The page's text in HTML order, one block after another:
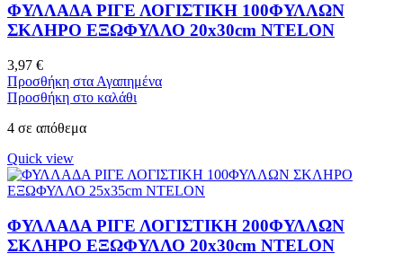
ΦΥΛΛΑΔΑ ΡΙΓΕ ΛΟΓΙΣΤΙΚΗ 100ΦΥΛΛΩΝ
ΣΚΛΗΡΟ ΕΞΩΦΥΛΛΟ 20x30cm NTELON
3,97 €
Προσθήκη στα Αγαπημένα
Προσθήκη στο καλάθι
4 σε απόθεμα
Quick view
ΦΥΛΛΑΔΑ ΡΙΓΕ ΛΟΓΙΣΤΙΚΗ 200ΦΥΛΛΩΝ
ΣΚΛΗΡΟ ΕΞΩΦΥΛΛΟ 20x30cm NTELON